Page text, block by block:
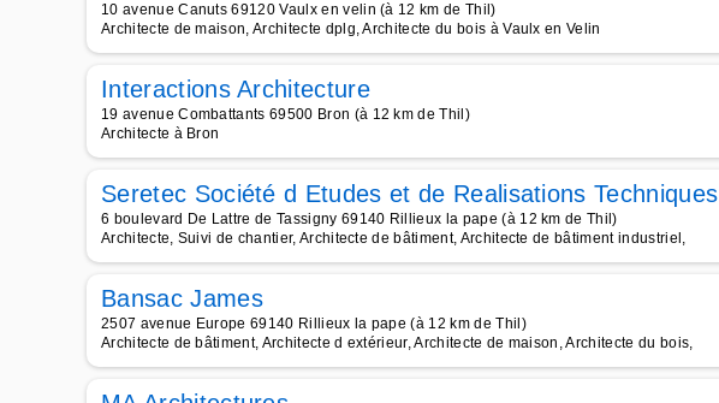
10 avenue Canuts 69120 Vaulx en velin (à 12 km de Thil)
Architecte de maison, Architecte dplg, Architecte du bois à Vaulx en Velin
Interactions Architecture
19 avenue Combattants 69500 Bron (à 12 km de Thil)
Architecte à Bron
Seretec Société d Etudes et de Realisations Techniques
6 boulevard De Lattre de Tassigny 69140 Rillieux la pape (à 12 km de Thil)
Architecte, Suivi de chantier, Architecte de bâtiment, Architecte de bâtiment industriel,
Bansac James
2507 avenue Europe 69140 Rillieux la pape (à 12 km de Thil)
Architecte de bâtiment, Architecte d extérieur, Architecte de maison, Architecte du bois,